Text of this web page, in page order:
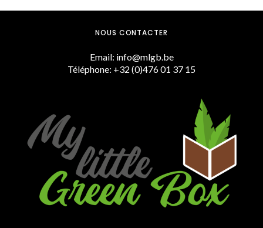
NOUS CONTACTER
Email: info@mlgb.be
Téléphone: +32 (0)476 01 37 15